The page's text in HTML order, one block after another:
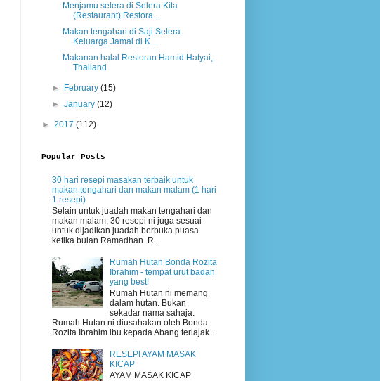
Menjamu selera di Selera Kita
(Restaurant) Restora...
Makan tengahari di Saji Selera
Keluarga Jamal di K...
Makanan halal Restoran Hamid Hatyai,
Thailand
► February(15)
►January(12)
► 2017 (112)
Popular Posts
30 hari resepi masakan terbaik untuk
makan tengahari dan makan malam (1 hari
1 resepi)
Selain untuk juadah makan tengahari dan
makan malam, 30 resepi ni juga sesuai
untuk dijadikan juadah berbuka puasa
ketika bulan Ramadhan. R...
Rumah Hutan Bonda Rozita
Ibrahim - tempat urut badan
yang best!
Rumah Hutan ni memang
dalam hutan. Bukan
sekadar nama sahaja.
Rumah Hutan ni diusahakan oleh Bonda
Rozita Ibrahim ibu kepada Abang terlajak...
RESEPI AYAM MASAK
KICAP
AYAM MASAK KICAP